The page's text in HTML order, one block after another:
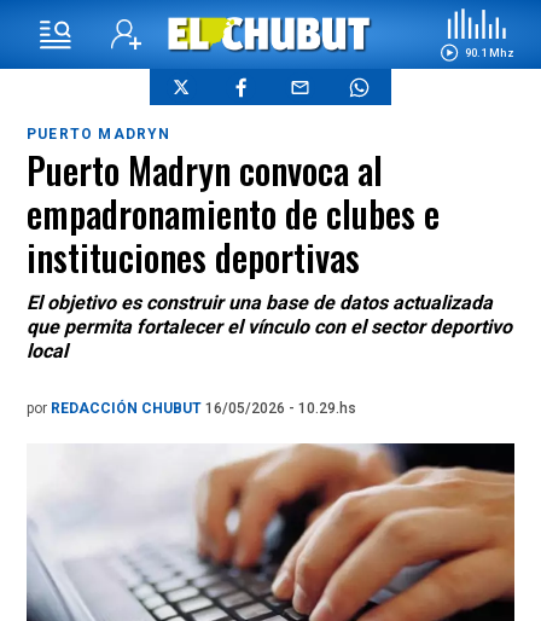
90.1 Mhz
PUERTO MADRYN
Puerto Madryn convoca al
empadronamiento de clubes e
instituciones deportivas
El objetivo es construir una base de datos actualizada
que permita fortalecer el vínculo con el sector deportivo
local
por REDACCIÓN CHUBUT 16/05/2026 - 10.29.hs